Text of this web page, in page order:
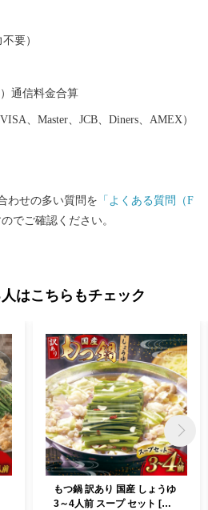
要）
通信料金合算
、Master、JCB、Diners、AMEX）
わせの多い質問を 「よくある質問（F
でご確認ください。
はこちらもチェック
もつ鍋 訳あり 国産 しょうゆ
3～4人前 スープ セット [筑